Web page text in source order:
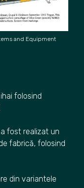
ems and Equipment
folosind
fost realizat un
fabrică, folosind
din variantele